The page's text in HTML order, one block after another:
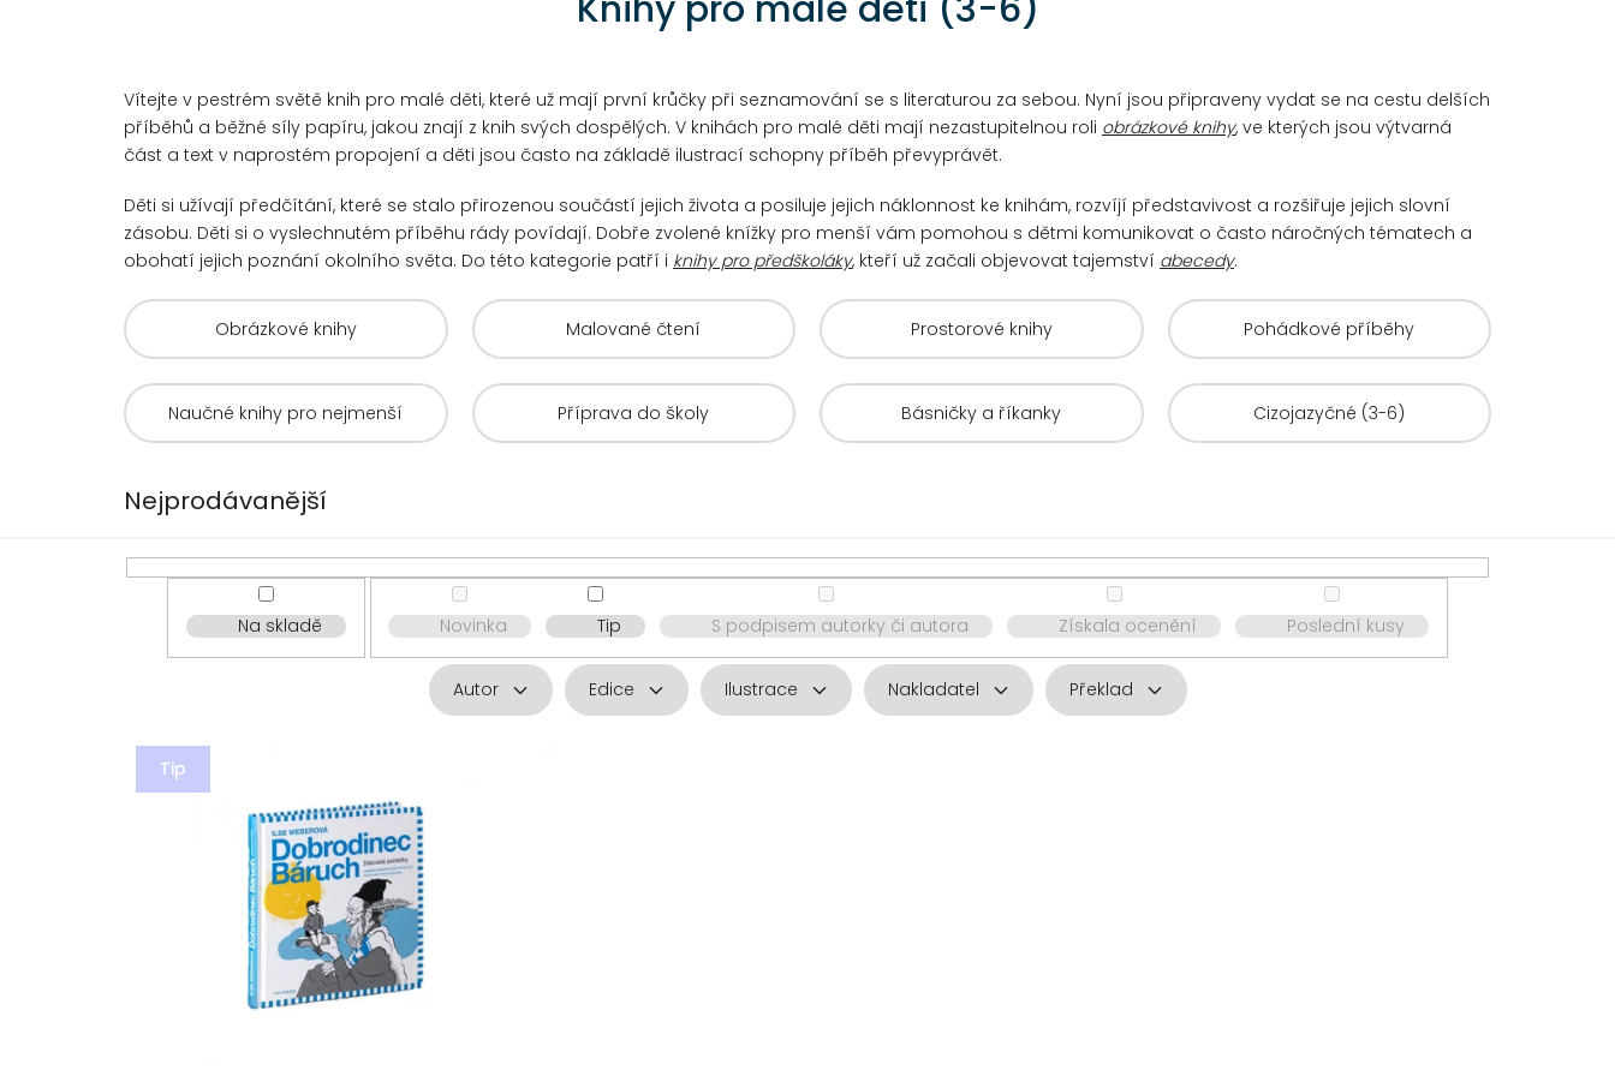
Vítejte v pestrém světě knih pro malé děti, které už mají první krůčky při seznamování se s literaturou za sebou. Nyní jsou připraveny vydat se na cestu delších
příběhů a běžné síly papíru, jakou znají z knih svých dospělých. V knihách pro malé děti mají nezastupitelnou roli obrázkové knihy, ve kterých jsou výtvarná
část a text v naprostém propojení a děti jsou často na základě ilustrací schopny příběh převyprávět.
Děti si užívají předčítání, které se stalo přirozenou součástí jejich života a posiluje jejich náklonnost ke knihám, rozvíjí představivost a rozšiřuje jejich slovní
zásobu. Děti si o vyslechnutém příběhu rády povídají. Dobře zvolené knížky pro menší vám pomohou s dětmi komunikovat o často náročných tématech a
obohatí jejich poznání okolního světa. Do této kategorie patří i knihy pro předškoláky, kteří už začali objevovat tajemství abecedy.
Obrázkové knihy Malované čtení Prostorové knihy Pohádkové příběhy
Naučné knihy pro nejmenší Příprava do školy Básničky a říkanky Cizojazyčné (3-6)
Nejprodávanější
Na skladě Novinka Tip S podpisem autorky či autora Získala ocenění Poslední kusy
Autor Edice Ilustrace Nakladatel Překlad
V
p
Tip